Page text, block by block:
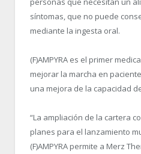
síntomas, que no puede
mediante la ingesta oral.
(F)AMPYRA es el primer
mejorar la marcha en
una mejora de la capacidad
“La ampliación de la cartera
planes para el lanzamiento
(F)AMPYRA permite a Merz